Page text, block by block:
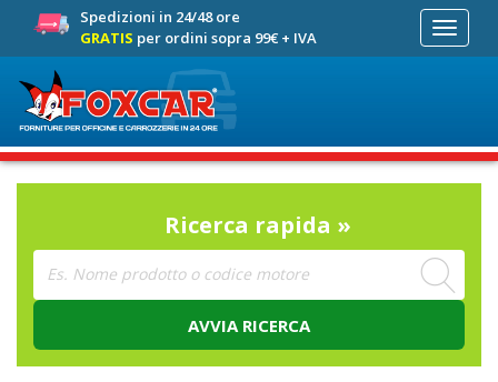
Spedizioni in 24/48 ore
GRATIS per ordini sopra 99€ + IVA
Toggle
Ricerca rapida »
AVVIA RICERCA